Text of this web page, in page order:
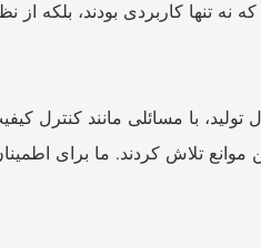
نه تنها کاربردی بودند، بلکه
تولید، با مسائلی مانند کنترل
موانع تلاش کردند. ما برای